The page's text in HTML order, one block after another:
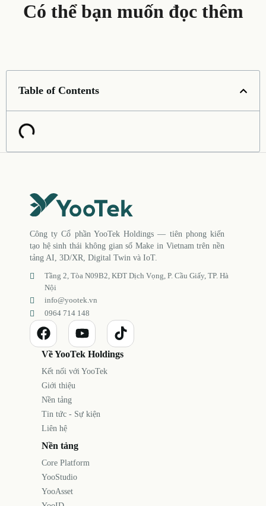
Có thể bạn muốn đọc thêm
Table of Contents
Công ty Cổ phần YooTek Holdings — tiên phong kiến
tạo hệ sinh thái không gian số Make in Vietnam trên nền
tảng AI, 3D/XR, Digital Twin và IoT.
Tầng 2, Tòa N09B2, KĐT Dịch Vọng, P. Cầu Giấy, TP. Hà
Nội
info@yootek.vn
0964 714 148
Về YooTek Holdings
Kết nối với YooTek
Giới thiệu
Nền tảng
Tin tức - Sự kiện
Liên hệ
Nền tảng
Core Platform
YooStudio
YooAsset